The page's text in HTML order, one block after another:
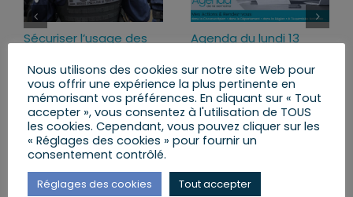
Sécuriser l’usage des
protéger ceux qui nous
protègent
lundi, 13 Juil 2026
Agenda du lundi 13
juillet 2026
lundi, 13 Juil 2026
Nous utilisons des cookies sur notre site Web pour
vous offrir une expérience la plus pertinente en
mémorisant vos préférences. En cliquant sur « Tout
accepter », vous consentez à l'utilisation de TOUS
les cookies. Cependant, vous pouvez cliquer sur les
« Réglages des cookies » pour fournir un
consentement contrôlé.
Réglages des cookies Tout accepter